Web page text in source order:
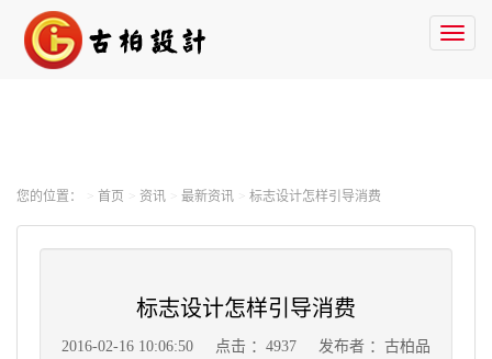
您的位置： 首页 资讯 最新资讯 标志设计怎样引导消费
标志设计怎样引导消费
2016-02-16 10:06:50 点击 ：4937
发布者 ：古柏品